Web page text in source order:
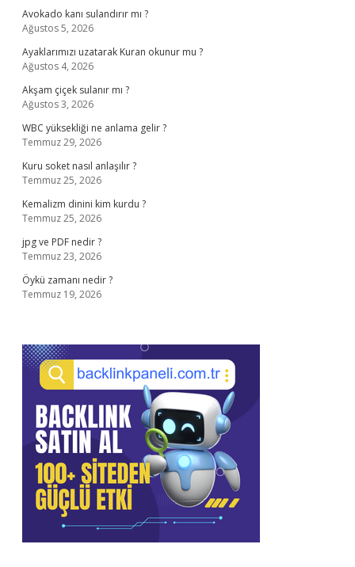
Avokado kanı sulandırır mı ?
Ağustos 5, 2026
Ayaklarımızı uzatarak Kuran okunur mu ?
Ağustos 4, 2026
Akşam çiçek sulanır mı ?
Ağustos 3, 2026
WBC yüksekliği ne anlama gelir ?
Temmuz 29, 2026
Kuru soket nasıl anlaşılır ?
Temmuz 25, 2026
Kemalizm dinini kim kurdu ?
Temmuz 25, 2026
jpg ve PDF nedir ?
Temmuz 23, 2026
Öykü zamanı nedir ?
Temmuz 19, 2026